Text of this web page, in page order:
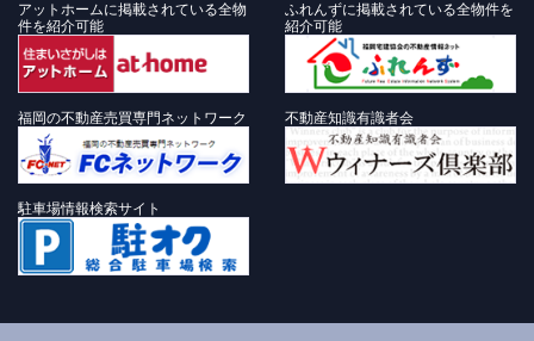
アットホームに掲載されている全物
件を紹介可能
ふれんずに掲載されている全物件を
紹介可能
福岡の不動産売買専門ネットワーク 不動産知識有識者会
駐車場情報検索サイト